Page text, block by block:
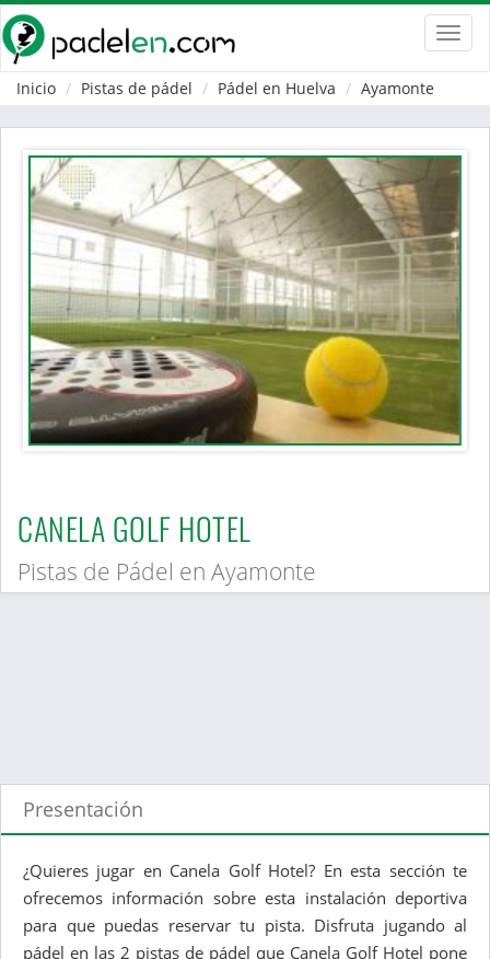
Inicio
Pistas de pádel Pádel en Huelva Ayamonte
CANELA GOLF HOTEL
Pistas de Pádel en Ayamonte
Presentación
¿Quieres jugar en Canela Golf Hotel? En esta sección te
ofrecemos información sobre esta instalación deportiva
para que puedas reservar tu pista. Disfruta jugando al
pádel en las 2 pistas de pádel que Canela Golf Hotel pone